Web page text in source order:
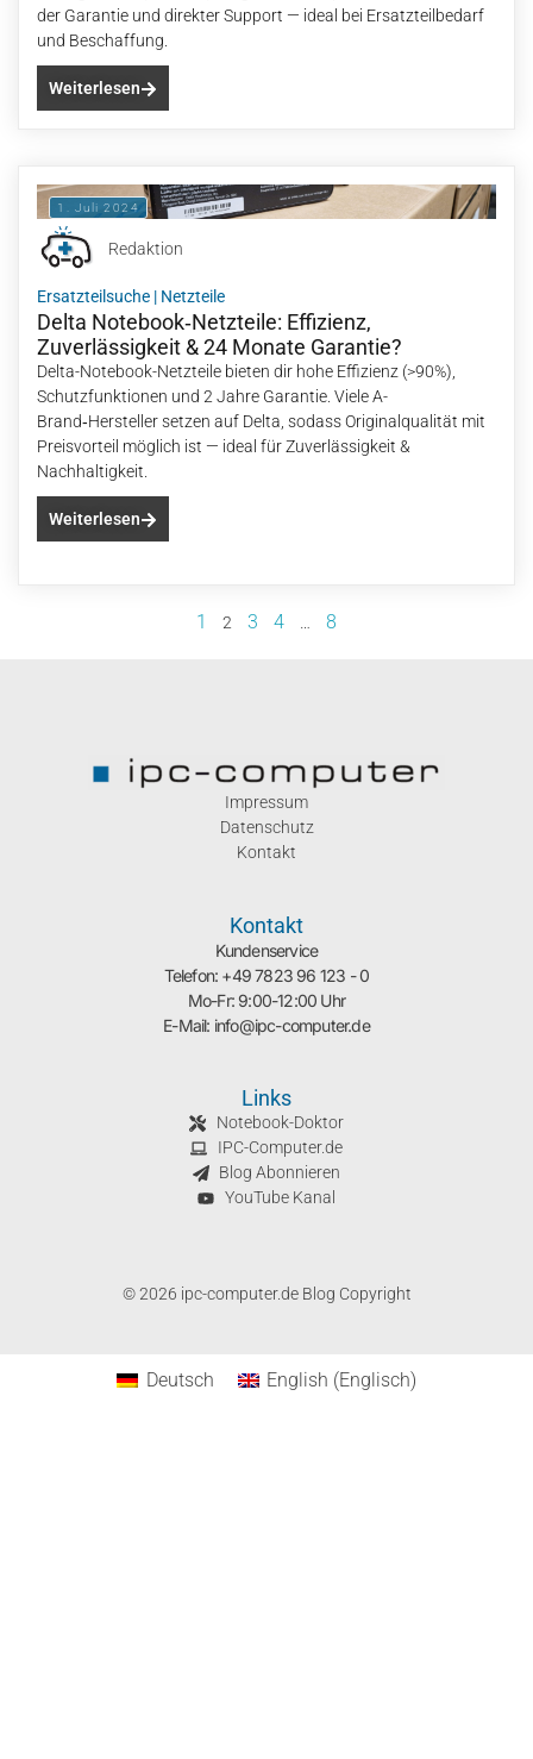
der Garantie und direkter Support — ideal bei Ersatzteilbedarf
und Beschaffung.
Weiterlesen
1. Juli 2024
Redaktion
Ersatzteilsuche | Netzteile
Delta Notebook‑Netzteile: Effizienz,
Zuverlässigkeit & 24 Monate Garantie?
Delta-Notebook-Netzteile bieten dir hohe Effizienz (>90%),
Schutzfunktionen und 2 Jahre Garantie. Viele A-
Brand‑Hersteller setzen auf Delta, sodass Originalqualität mit
Preisvorteil möglich ist — ideal für Zuverlässigkeit &
Nachhaltigkeit.
Weiterlesen
1 2 3 4 8
Impressum
Datenschutz
Kontakt
Kontakt
Kundenservice
Telefon: +49 7823 96 123 - 0
Mo-Fr: 9:00-12:00 Uhr
E-Mail: info@ipc-computer.de
Links
Notebook-Doktor
IPC-Computer.de
Blog Abonnieren
YouTube Kanal
© 2026 ipc-computer.de Blog Copyright
Deutsch English (Englisch)